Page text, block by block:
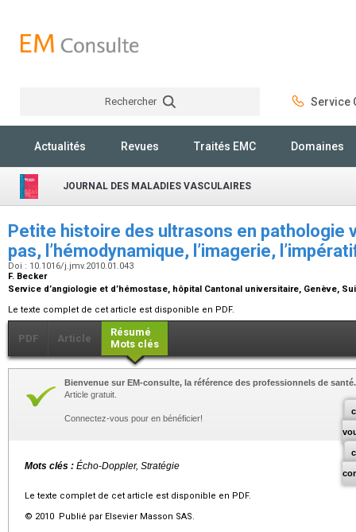
Rechercher Service
Actualités Revues Traités EMC Domaines
JOURNAL DES MALADIES VASCULAIRES
Petite histoire des ultrasons en pathologie
pas, l’hémodynamique, l’imagerie,
Doi : 10.1016/j.jmv.2010.01.043
F. Becker
Service d’angiologie et d’hémostase, hôpital Cantonal universitaire, Genève,
Le texte complet de cet article est disponible en PDF.
PDF Article
Résumé
Mots clés
Bienvenue sur EM-consulte, la référence des professionnels de santé.
Article gratuit.
Connectez-vous pour en bénéficier!
Mots clés : Écho-Doppler, Stratégie
Le texte complet de cet article est disponible en PDF.
© 2010 Publié par Elsevier Masson SAS.